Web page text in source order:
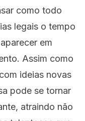
como todo
legais o tempo
em
Assim como
ideias novas
pode se tornar
atraindo não